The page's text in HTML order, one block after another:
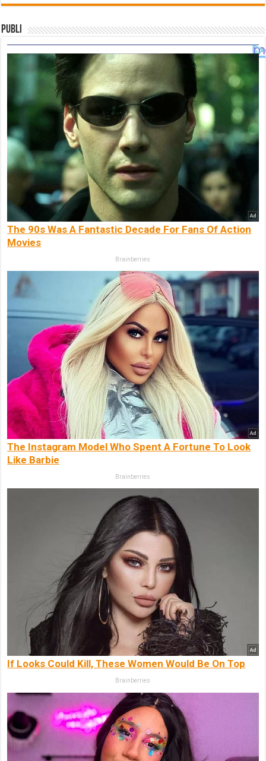
Publi
The 90s Was A Fantastic Decade For Fans Of Action
Movies
Brainberries
The Instagram Model Who Spent A Fortune To Look
Like Barbie
Brainberries
If Looks Could Kill, These Women Would Be On Top
Brainberries